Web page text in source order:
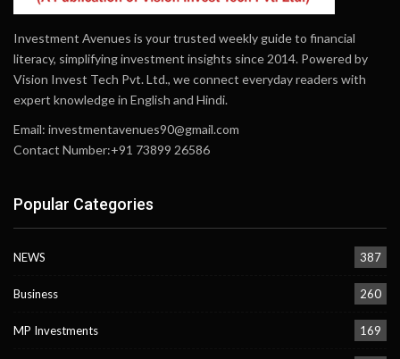
Investment Avenues is your trusted weekly guide to financial
literacy, simplifying investment insights since 2014. Powered by
Vision Invest Tech Pvt. Ltd., we connect everyday readers with
expert knowledge in English and Hindi.
Email: investmentavenues90@gmail.com
Contact Number:+91 73899 26586
Popular Categories
NEWS 387
Business 260
MP Investments 169